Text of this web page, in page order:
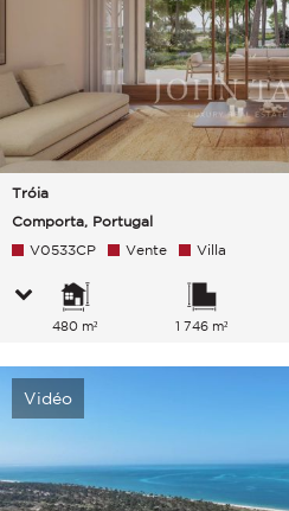
Tróia
Comporta, Portugal
V0533CP Vente Villa
480 m² 1 746 m²
Vidéo